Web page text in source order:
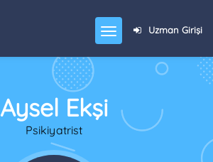
Uzman Girişi
Aysel Ekşi
Psikiyatrist